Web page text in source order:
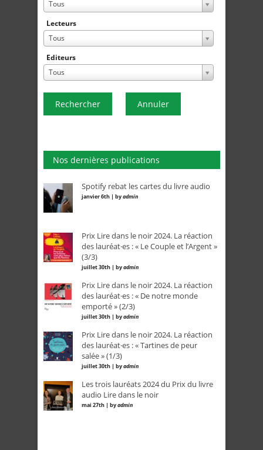
Tous
Lecteurs
Tous
Editeurs
Tous
Rechercher Annuler
Nos dernières publications
Spotify rebat les cartes du livre audio
janvier 6th | byadmin
Prix Lire dans le noir 2024. La réaction
des lauréat·es : « Le Couple et l’Argent »
(3/3)
juillet 30th | byadmin
Prix Lire dans le noir 2024. La réaction
des lauréat·es : « De notre monde
emporté » (2/3)
juillet 30th | byadmin
Prix Lire dans le noir 2024. La réaction
des lauréat·es : « Tartines de peur
salée » (1/3)
juillet 30th | byadmin
Les trois lauréats 2024 du Prix du livre
audio Lire dans le noir
mai 27th | byadmin